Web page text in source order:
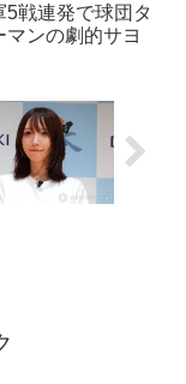
5戦連発で球団タ
ンの劇的サヨ